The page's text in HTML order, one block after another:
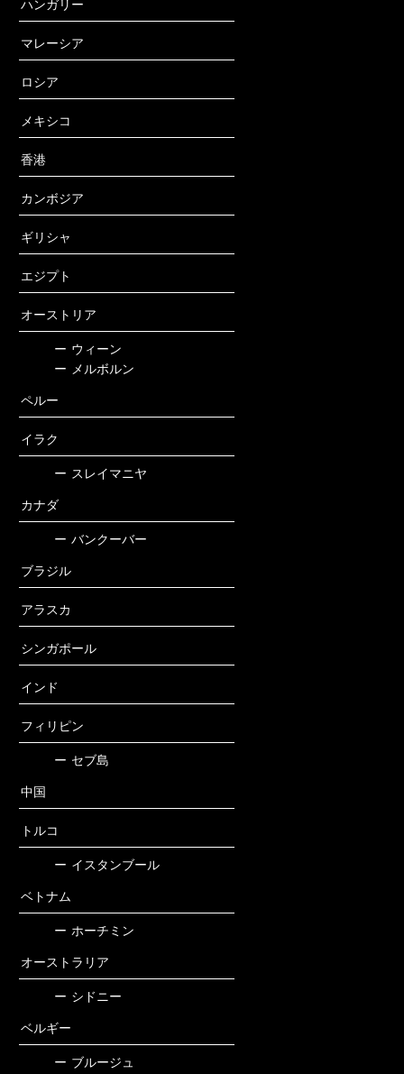
ハンガリー
マレーシア
ロシア
メキシコ
香港
カンボジア
ギリシャ
エジプト
オーストリア
ー ウィーン
ー メルボルン
ペルー
イラク
ー スレイマニヤ
カナダ
ー バンクーバー
ブラジル
アラスカ
シンガポール
インド
フィリピン
ー セブ島
中国
トルコ
ー イスタンブール
ベトナム
ー ホーチミン
オーストラリア
ー シドニー
ベルギー
ー ブルージュ